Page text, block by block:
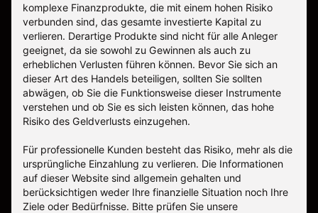
komplexe Finanzprodukte, die mit einem hohen Risiko
verbunden sind, das gesamte investierte Kapital zu
verlieren. Derartige Produkte sind nicht für alle Anleger
geeignet, da sie sowohl zu Gewinnen als auch zu
erheblichen Verlusten führen können. Bevor Sie sich an
dieser Art des Handels beteiligen, sollten Sie sollten
abwägen, ob Sie die Funktionsweise dieser Instrumente
verstehen und ob Sie es sich leisten können, das hohe
Risiko des Geldverlusts einzugehen.
Für professionelle Kunden besteht das Risiko, mehr als die
ursprüngliche Einzahlung zu verlieren. Die Informationen
auf dieser Website sind allgemein gehalten und
berücksichtigen weder Ihre finanzielle Situation noch Ihre
Ziele oder Bedürfnisse. Bitte prüfen Sie unsere